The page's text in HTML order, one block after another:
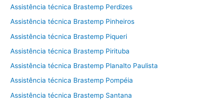
Assistência técnica Brastemp Perdizes
Assistência técnica Brastemp Pinheiros
Assistência técnica Brastemp Piqueri
Assistência técnica Brastemp Pirituba
Assistência técnica Brastemp Planalto Paulista
Assistência técnica Brastemp Pompéia
Assistência técnica Brastemp Santana